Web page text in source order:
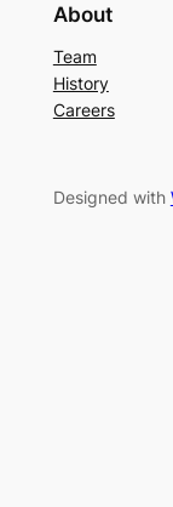
About
Team
History
Careers
Designed with